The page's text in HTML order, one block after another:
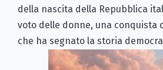
della nascita della Repubblica
voto delle donne, una conquista
che ha segnato la storia